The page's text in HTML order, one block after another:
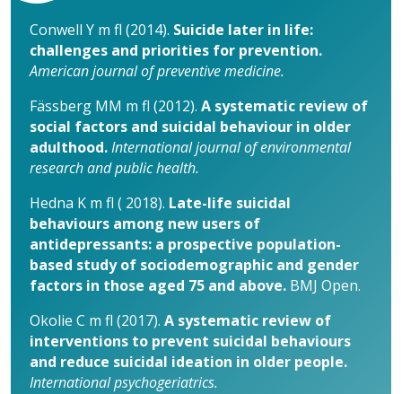
Conwell Y m fl (2014). Suicide later in life:
challenges and priorities for prevention.
American journal of preventive medicine.
Fässberg MM m fl (2012). A systematic review of
social factors and suicidal behaviour in older
adulthood.International journal of environmental
research and public health.
Hedna K m fl ( 2018). Late-life suicidal
behaviours among new users of
antidepressants: a prospective population-
based study of sociodemographic and gender
factors in those aged 75 and above. BMJ Open.
Okolie C m fl (2017). A systematic review of
interventions to prevent suicidal behaviours
and reduce suicidal ideation in older people.
International psychogeriatrics.